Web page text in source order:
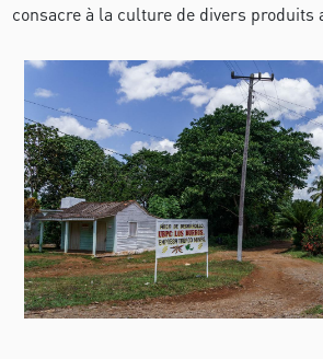
consacre à la culture de divers produits